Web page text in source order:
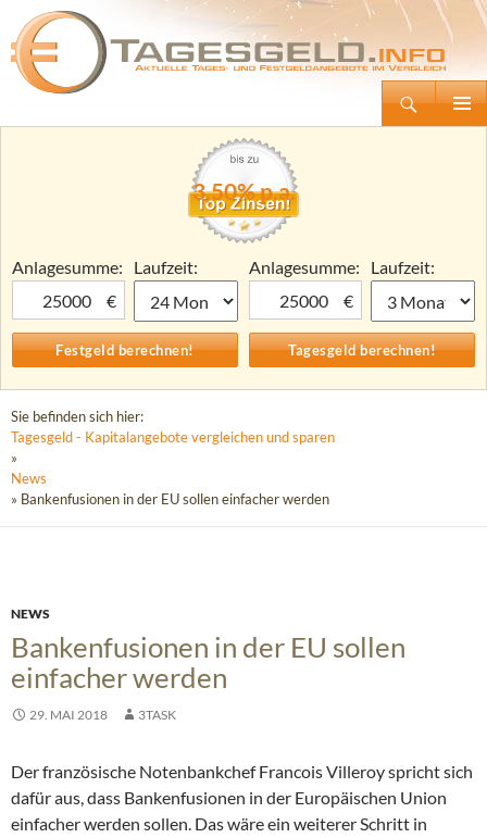
Tagesgeld.info – Tagesgeldkonten vergleichen und Tagesgeld-Zinsen berechnen
Zum
3,50% p.a.
Anlagesumme:
€
Laufzeit:
Anlagesumme:
€
Laufzeit:
Sie befinden sich hier:
Tagesgeld - Kapitalangebote vergleichen und sparen
»
News
» Bankenfusionen in der EU sollen einfacher werden
NEWS
Bankenfusionen in der EU sollen
einfacher werden
29. MAI 2018 3TASK
Der französische Notenbankchef Francois Villeroy spricht sich
dafür aus, dass Bankenfusionen in der Europäischen Union
einfacher werden sollen. Das wäre ein weiterer Schritt in